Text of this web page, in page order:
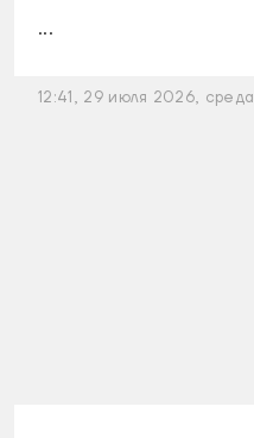
...
12:41, 29 июля 2026, среда